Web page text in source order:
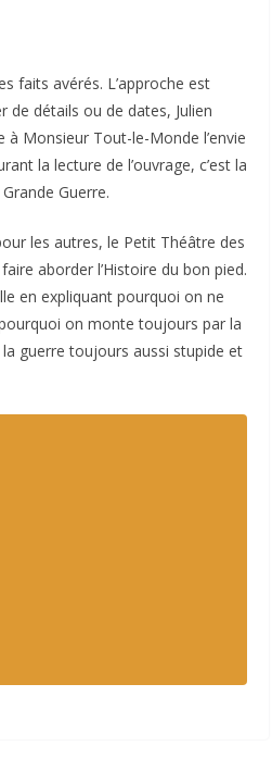
faits avérés. L’approche est
de détails ou de dates, Julien
Monsieur Tout-le-Monde l’envie
la lecture de l’ouvrage, c’est la
Guerre.
les autres, le Petit Théâtre des
aborder l’Histoire du bon pied.
en expliquant pourquoi on ne
on monte toujours par la
guerre toujours aussi stupide et